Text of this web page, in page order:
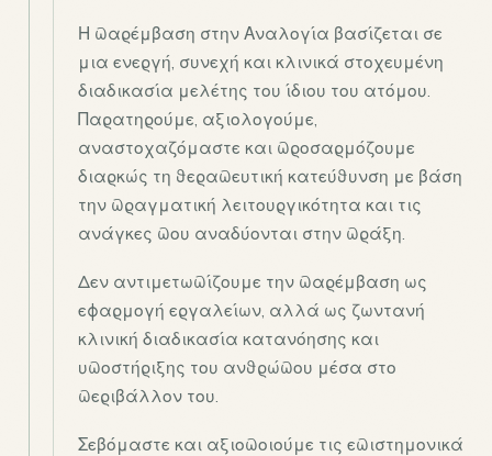
Η παρέμβαση στην Αναλογία βασίζεται σε
μια ενεργή, συνεχή και κλινικά στοχευμένη
διαδικασία μελέτης του ίδιου του ατόμου.
Παρατηρούμε, αξιολογούμε,
αναστοχαζόμαστε και προσαρμόζουμε
διαρκώς τη θεραπευτική κατεύθυνση με βάση
την πραγματική λειτουργικότητα και τις
ανάγκες που αναδύονται στην πράξη.
Δεν αντιμετωπίζουμε την παρέμβαση ως
εφαρμογή εργαλείων, αλλά ως ζωντανή
κλινική διαδικασία κατανόησης και
υποστήριξης του ανθρώπου μέσα στο
περιβάλλον του.
Σεβόμαστε και αξιοποιούμε τις επιστημονικά